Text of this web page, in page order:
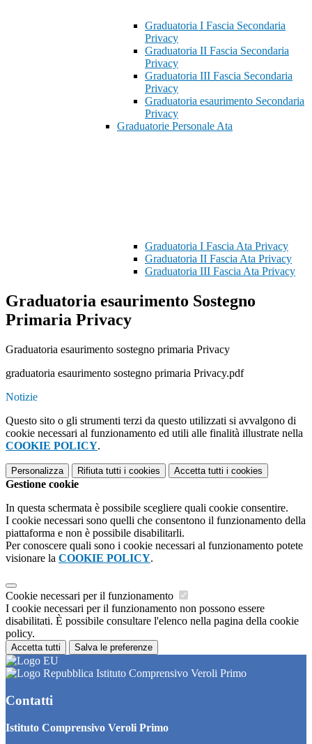
Graduatoria I Fascia Secondaria
Privacy
Graduatoria II Fascia Secondaria
Privacy
Graduatoria III Fascia Secondaria
Privacy
Graduatoria esaurimento Secondaria
Privacy
Graduatorie Personale Ata
Graduatoria I Fascia Ata Privacy
Graduatoria II Fascia Ata Privacy
Graduatoria III Fascia Ata Privacy
Graduatoria esaurimento Sostegno
Primaria Privacy
Graduatoria esaurimento sostegno primaria Privacy
graduatoria esaurimento sostegno primaria Privacy.pdf
Notizie
Questo sito o gli strumenti terzi da questo utilizzati si avvalgono di
cookie necessari al funzionamento ed utili alle finalità illustrate nella
COOKIE POLICY.
Personalizza Rifiuta tutti i cookies Accetta tutti i cookies
Gestione cookie
In questa schermata è possibile scegliere quali cookie consentire.
I cookie necessari sono quelli che consentono il funzionamento della
piattaforma e non è possibile disabilitarli.
Per conoscere quali sono i cookie necessari al funzionamento potete
visionare la COOKIE POLICY.
Cookie necessari per il funzionamento
I cookie necessari per il funzionamento non possono essere
disabilitati. È possibile consultare l'elenco nella pagina della cookie
policy.
Accetta tutti Salva le preferenze
Istituto Comprensivo Veroli Primo
Contatti
Istituto Comprensivo Veroli Primo